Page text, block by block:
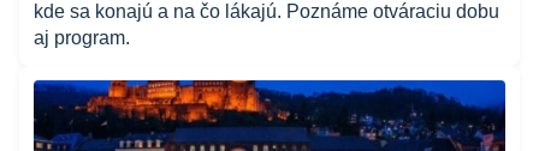
kde sa konajú a na čo lákajú. Poznáme otváraciu dobu
aj program.